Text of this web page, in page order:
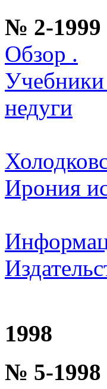
№ 2-1999
Обзор .
Учебники
недуги
Ирония
1998
№ 5-1998